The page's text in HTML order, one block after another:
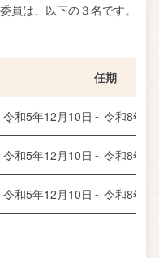
は、以下の３名です。
任期
令和5年12月10日～令和8年
令和5年12月10日～令和8年
令和5年12月10日～令和8年